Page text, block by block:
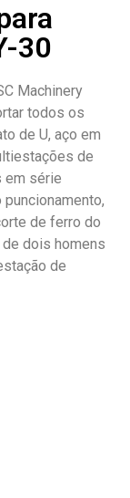
30
Machinery
todos os
de U, aço em
de
em série
de ferro do
dois homens
de